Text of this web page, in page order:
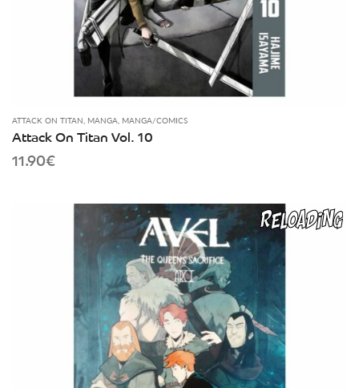
ATTACK ON TITAN, MANGA, MANGA/COMICS
Attack On Titan Vol. 10
11.90€